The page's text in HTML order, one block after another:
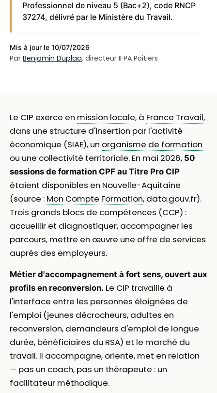
Professionnel de niveau 5 (Bac+2), code RNCP
37274, délivré par le Ministère du Travail.
Mis à jour le 10/07/2026·
Par Benjamin Duplaa, directeur IFPA Poitiers
Le CIP exerce en mission locale, à France Travail,
dans une structure d'insertion par l'activité
économique (SIAE), un organisme de formation
ou une collectivité territoriale. En mai 2026, 50
sessions de formation CPF au Titre Pro CIP
étaient disponibles en Nouvelle-Aquitaine
(source : Mon Compte Formation, data.gouv.fr).
Trois grands blocs de compétences (CCP) :
accueillir et diagnostiquer, accompagner les
parcours, mettre en œuvre une offre de services
auprès des employeurs.
Métier d'accompagnement à fort sens, ouvert aux
profils en reconversion. Le CIP travaille à
l'interface entre les personnes éloignées de
l'emploi (jeunes décrocheurs, adultes en
reconversion, demandeurs d'emploi de longue
durée, bénéficiaires du RSA) et le marché du
travail. Il accompagne, oriente, met en relation
— pas un coach, pas un thérapeute : un
facilitateur méthodique.